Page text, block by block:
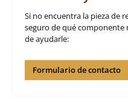
Si no encuentra la pieza de
seguro de qué componente
de ayudarle:
Formulario de contacto